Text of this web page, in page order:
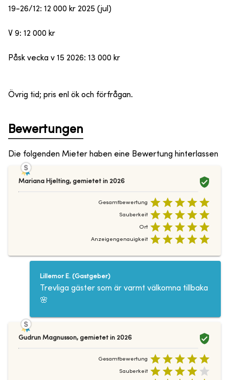
19-26/12: 12 000 kr 2025 (jul)
V 9: 12 000 kr
Påsk vecka v 15 2026: 13 000 kr
Övrig tid; pris enl ök och förfrågan.
Bewertungen
Die folgenden Mieter haben eine Bewertung hinterlassen
Mariana Hjelting, gemietet in 2026
Gesamtbewertung
Sauberkeit
Ort
Anzeigengenauigkeit
Lillemor E.(Gastgeber)
Trevliga gäster som är varmt välkomna tillbaka
🌸
Gudrun Magnusson, gemietet in 2026
Gesamtbewertung
Sauberkeit